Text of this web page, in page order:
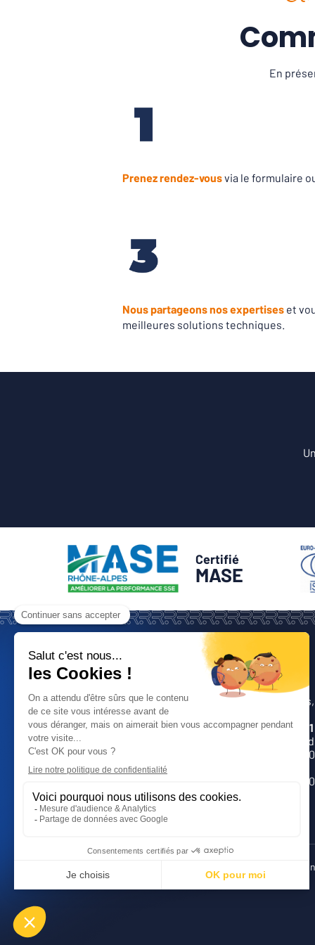
En
Prenez rendez-vousvia le formulaire
Nous partageons nos expertises et
meilleures solutions techniques.
Certifié
MASE
Ribeyron :
ZI les
04 71 61 71 71
Lundi –
9h00 –
9h00 –
Politique de